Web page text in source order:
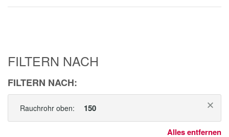
FILTERN NACH
FILTERN NACH:
Rauchrohr oben: 150
Alles entfernen